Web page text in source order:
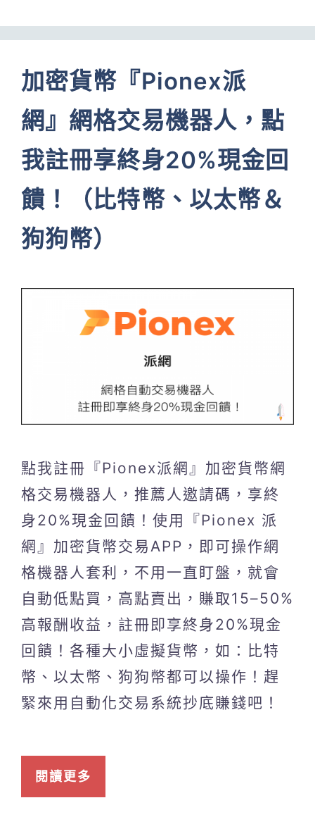
加密貨幣『Pionex派
網』網格交易機器人，點
我註冊享終身20%現金回
饋！（比特幣、以太幣＆
狗狗幣）
點我註冊『Pionex派網』加密貨幣網
格交易機器人，推薦人邀請碼，享終
身20%現金回饋！使用『Pionex 派
網』加密貨幣交易APP，即可操作網
格機器人套利，不用一直盯盤，就會
自動低點買，高點賣出，賺取15–50%
高報酬收益，註冊即享終身20%現金
回饋！各種大小虛擬貨幣，如：比特
幣、以太幣、狗狗幣都可以操作！趕
緊來用自動化交易系統抄底賺錢吧！
閱讀更多